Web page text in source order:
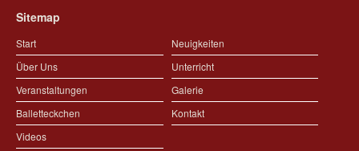
Sitemap
Start
Neuigkeiten
Über Uns
Unterricht
Veranstaltungen
Galerie
Balletteckchen
Kontakt
Videos